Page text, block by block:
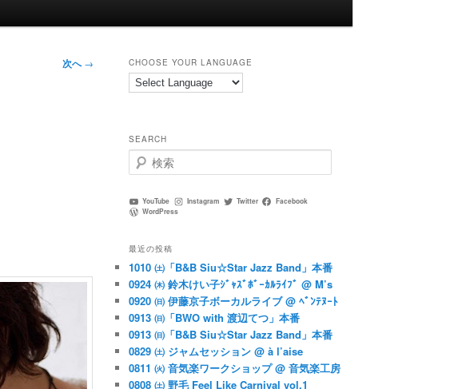
次へ→ CHOOSE YOUR LANGUAGE
SEARCH
検
索
YouTube Instagram Twitter
Facebook
WordPress
最近の投稿
1010 ㈯「B&B Siu☆Star Jazz Band」本番
0924 ㈭ 鈴木けい子ｼﾞｬｽﾞﾎﾞｰｶﾙﾗｲﾌﾞ @ M’s
0920 ㈰ 伊藤京子ボーカルライブ @ ﾍﾞﾝﾃﾇｰﾄ
0913 ㈰「BWO with 渡辺てつ」本番
0913 ㈰「B&B Siu☆Star Jazz Band」本番
0829 ㈯ ジャムセッション @ à l’aise
0811 ㈫ 音気楽ワークショップ @ 音気楽工房
0808 ㈯ 野毛 Feel Like Carnival vol.1